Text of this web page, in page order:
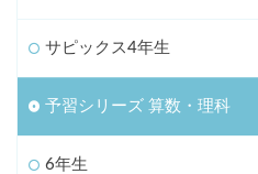
サピックス4年生
予習シリーズ 算数・理科
6年生